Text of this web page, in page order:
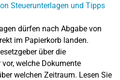
dürfen nach Abgabe von
im Papierkorb landen.
über die
welche Dokumente
welchen Zeitraum. Lesen Sie